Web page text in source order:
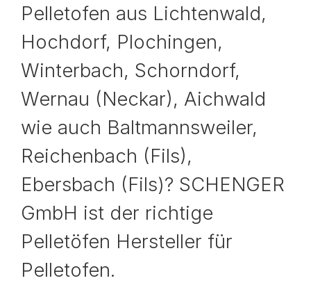
Pelletofen aus Lichtenwald,
Hochdorf, Plochingen,
Winterbach, Schorndorf,
Wernau (Neckar), Aichwald
wie auch Baltmannsweiler,
Reichenbach (Fils),
Ebersbach (Fils)? SCHENGER
GmbH ist der richtige
Pelletöfen Hersteller für
Pelletofen.